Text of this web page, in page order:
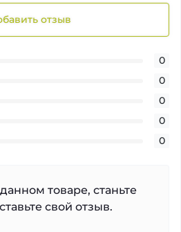
отзыв
0
0
0
0
0
товаре, станьте
свой отзыв.